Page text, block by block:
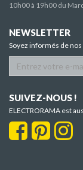
10h00 à 19h00 du
NEWSLETTER
Soyez informés de
SUIVEZ-NOUS !
ELECTRORAMA est